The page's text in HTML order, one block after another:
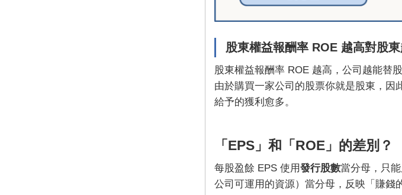
股東權益報酬率 ROE 越高對股
股東權益報酬率 ROE 越高，公司越能替
由於購買一家公司的股票你就是股東，因
給予的獲利愈多。
「EPS」和「ROE」的差別？
每股盈餘 EPS 使用發行股數當分母，只
公司可運用的資源）當分母，反映「賺錢